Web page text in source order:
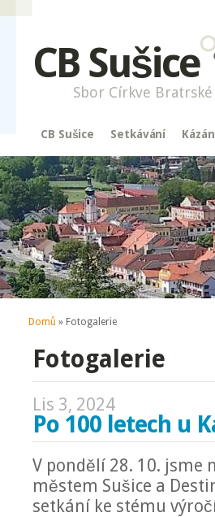
CB Sušice
Sbor Církve Bratrské
CB Sušice Setkávání
Jste zde
Domů » Fotogalerie
Fotogalerie
Lis 3, 2024
Po 100 letech u
V pondělí 28. 10. jsme
městem Sušice a
setkání ke stému